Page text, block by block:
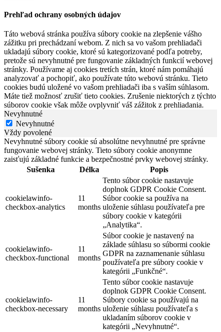
Prehľad ochrany osobných údajov
Táto webová stránka používa súbory cookie na zlepšenie vášho
zážitku pri prechádzaní webom. Z nich sa vo vašom prehliadači
ukladajú súbory cookie, ktoré sú kategorizované podľa potreby,
pretože sú nevyhnutné pre fungovanie základných funkcií webovej
stránky. Používame aj cookies tretích strán, ktoré nám pomáhajú
analyzovať a pochopiť, ako používate túto webovú stránku. Tieto
cookies budú uložené vo vašom prehliadači iba s vaším súhlasom.
Máte tiež možnosť zrušiť tieto cookies. Zrušenie niektorých z týchto
súborov cookie však môže ovplyvniť váš zážitok z prehliadania.
Nevyhnutné
Nevyhnutné
Vždy povolené
Nevyhnutné súbory cookie sú absolútne nevyhnutné pre správne
fungovanie webovej stránky. Tieto súbory cookie anonymne
zaisťujú základné funkcie a bezpečnostné prvky webovej stránky.
Sušenka
Délka Popis
cookielawinfo-
checkbox-analytics
11
months
Tento súbor cookie nastavuje
doplnok GDPR Cookie Consent.
Súbor cookie sa používa na
uloženie súhlasu používateľa pre
súbory cookie v kategórii
„Analytika“.
cookielawinfo-
checkbox-functional
11
months
Súbor cookie je nastavený na
základe súhlasu so súbormi cookie
GDPR na zaznamenanie súhlasu
používateľa pre súbory cookie v
kategórii „Funkčné“.
cookielawinfo-
checkbox-necessary
11
months
Tento súbor cookie nastavuje
doplnok GDPR Cookie Consent.
Súbory cookie sa používajú na
uloženie súhlasu používateľa s
ukladaním súborov cookie v
kategórii „Nevyhnutné“.